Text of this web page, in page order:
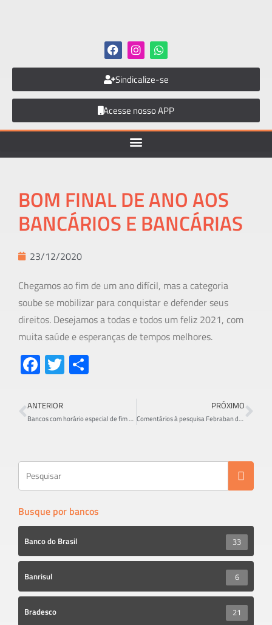
Sindicalize-se
Acesse nosso APP
BOM FINAL DE ANO AOS
BANCÁRIOS E BANCÁRIAS
23/12/2020
Chegamos ao fim de um ano difícil, mas a categoria
soube se mobilizar para conquistar e defender seus
direitos. Desejamos a todas e todos um feliz 2021, com
muita saúde e esperanças de tempos melhores.
Fa
ce
b
o
T
wi
er e
ANTERIOR
Bancos com horário especial de fim de ano
PRÓXIMO
Comentários à pesquisa Febraban de tecnologia bancária
Busque por bancos
Banco do Brasil 33
Banrisul 6
Bradesco 21